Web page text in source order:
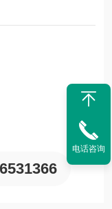
有冷却系统。
电话咨询